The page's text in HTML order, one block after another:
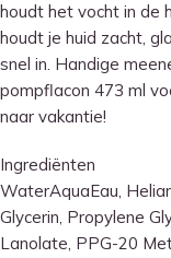
houdt het vocht in de
houdt je huid zacht,
snel in. Handige
pompflacon 473 ml
naar vakantie!
Ingrediënten
WaterAquaEau,
Glycerin, Propylene
Lanolate, PPG-20